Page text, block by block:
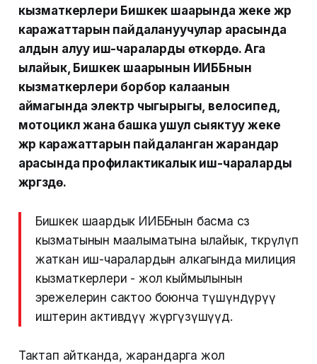
кызматкерлери Бишкек шаарында жеке жүрүү
каражаттарын пайдалануучулар арасында
алдын алуу иш-чараларды өткөрүүдө. Ага
ылайык, Бишкек шаарынын ИИББнын
кызматкерлери борбор калаанын
аймагында электр чыгырыгы, велосипед,
мотоцикл жана башка ушул сыяктуу жеке
жүрүү каражаттарын пайдаланган жарандар
арасында профилактикалык иш-чараларды
жүргүзүүдө.
Бишкек шаардык ИИББнын басма сөз
кызматынын маалыматына ылайык, өткөрүлүп
жаткан иш-чаралардын алкагында милиция
кызматкерлери - жол кыймылынын
эрежелерин сактоо боюнча түшүндүрүү
иштерин активдүү жүргүзүшүүдө.
Тактап айтканда, жарандарга жол